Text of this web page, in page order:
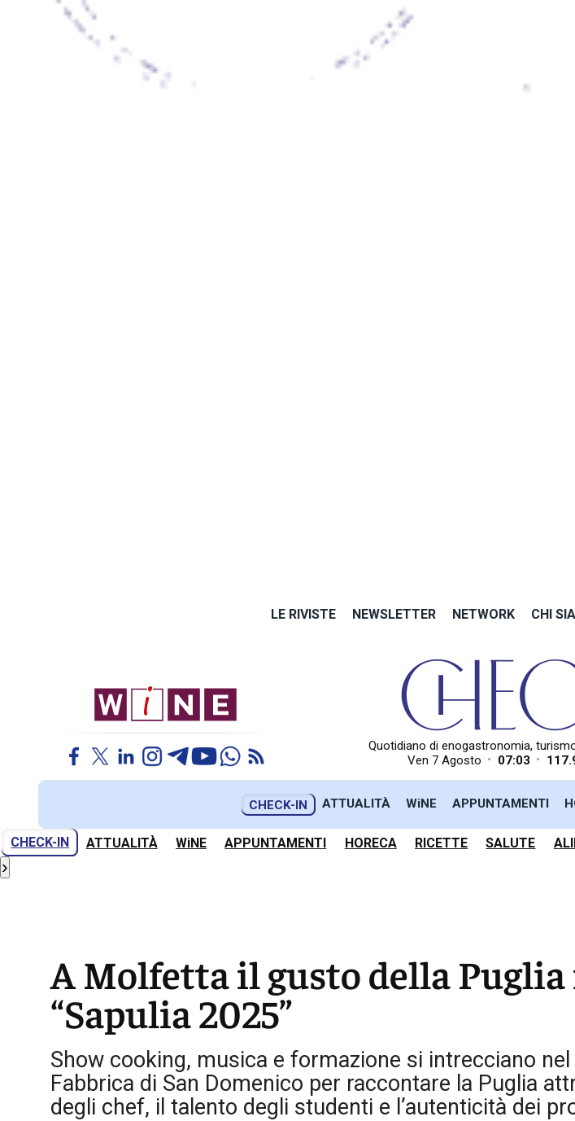
LE RIVISTE NEWSLETTER NETWORK CHI
Quotidiano di enogastronomia,
Ven 7 Agosto • 07:03 •
CHECK-IN ATTUALITÀ WiNE APPUNTAMENTI
CHECK-IN ATTUALITÀ WiNE APPUNTAMENTI HORECA RICETTE SALUTE
›
A Molfetta il gusto della Puglia
“Sapulia 2025”
Show cooking, musica e formazione si intrecciano
Fabbrica di San Domenico per raccontare la Puglia
degli chef, il talento degli studenti e l’autenticità dei